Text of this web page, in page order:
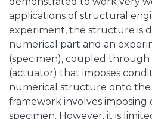
applications of structural
experiment, the structure is
numerical part and an
(specimen), coupled through
(actuator) that imposes
numerical structure onto the
framework involves imposing
specimen. However, it is